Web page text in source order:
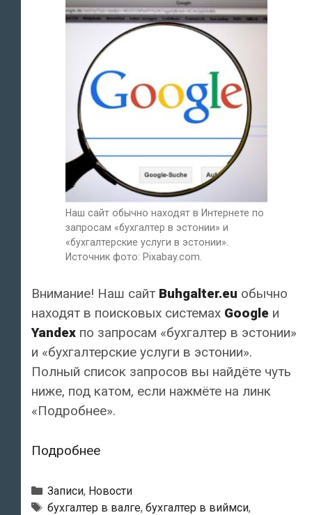
Наш сайт обычно находят в Интернете по
запросам «бухгалтер в эстонии» и
«бухгалтерские услуги в эстонии».
Источник фото: Pixabay.com.
Внимание! Наш сайт Buhgalter.eu обычно
находят в поисковых системах Google и
Yandex по запросам «бухгалтер в эстонии»
и «бухгалтерские услуги в эстонии».
Полный список запросов вы найдёте чуть
ниже, под катом, если нажмёте на линк
«Подробнее».
ПодробнееНаш
обычно
находят
Рубрики
Записи, Новости
Метки
бухгалтер в валге, бухгалтер в виймси,